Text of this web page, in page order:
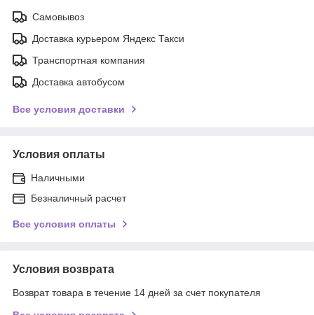
Самовывоз
Доставка курьером Яндекс Такси
Транспортная компания
Доставка автобусом
Все условия доставки
Условия оплаты
Наличными
Безналичный расчет
Все условия оплаты
Условия возврата
Возврат товара в течение 14 дней за счет покупателя